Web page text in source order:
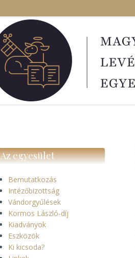
Az egyesület
Bemutatkozás
Intézőbizottság
Vándorgyűlések
Kormos László-díj
Kiadványok
Eszközök
Ki kicsoda?